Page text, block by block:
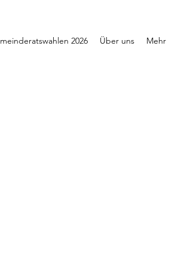
2026 Über uns Mehr